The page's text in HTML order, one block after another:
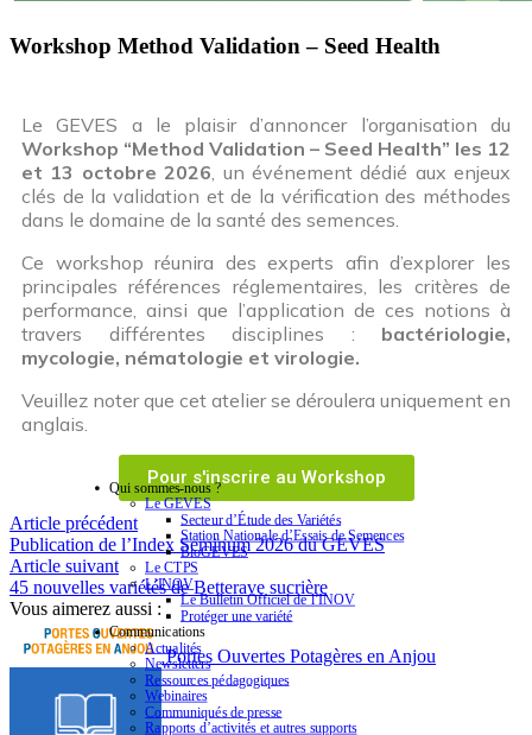
Workshop Method Validation – Seed Health
Le GEVES a le plaisir d’annoncer l’organisation du
Workshop “Method Validation – Seed Health” les 12
et 13 octobre 2026 , un événement dédié aux enjeux
clés de la validation et de la vérification des méthodes
dans le domaine de la santé des semences.
Ce workshop réunira des experts afin d’explorer les
principales références réglementaires, les critères de
performance, ainsi que l’application de ces notions à
travers différentes disciplines : bactériologie,
mycologie, nématologie et virologie.
Veuillez noter que cet atelier se déroulera uniquement en
anglais.
Pour s'inscrire au Workshop
Article précédent
Publication de l’Index Seminum 2026 du GEVES
Article suivant
45 nouvelles variétés de Betterave sucrière
Vous aimerez aussi :
Portes Ouvertes Potagères en Anjou
Qui sommes-nous ?
Le GEVES
Secteur d’Étude des Variétés
Station Nationale d’Essais de Semences
BioGEVES
Le CTPS
L’INOV
Le Bulletin Officiel de l’INOV
Protéger une variété
Communications
Actualités
Newsletters
Ressources pédagogiques
Webinaires
Communiqués de presse
Rapports d’activités et autres supports